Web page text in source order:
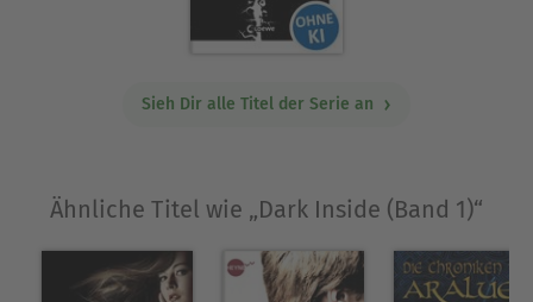
Sieh Dir alle Titel der Serie an
Ähnliche Titel wie „Dark Inside (Band 1)“